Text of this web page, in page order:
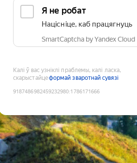
Я не робат
Націсніце, каб працягнуць
SmartCaptcha by Yandex Cloud
Калі ў вас узніклі праблемы, калі ласка,
скарыстайцеформай зваротнай сувязі
9187486982459232980:1786171666